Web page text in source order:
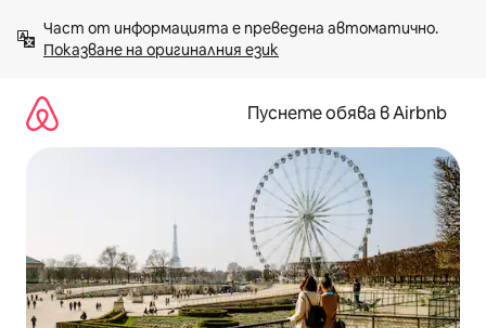
към
съдържанието
Показване на оригиналния език
Пуснете обява в Airbnb